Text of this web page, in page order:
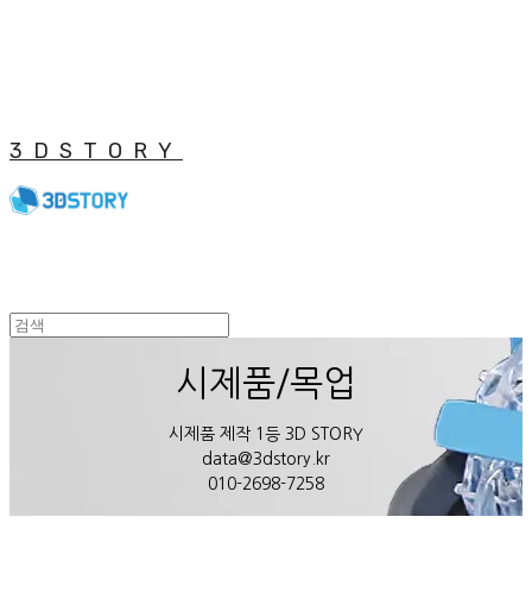
3DSTORY
시제품/목업
시제품 제작 1등 3D STORY
data@3dstory.kr
010-2698-7258